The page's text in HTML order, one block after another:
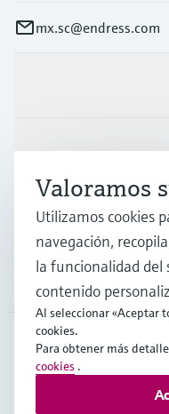
mx.sc@endress.com
Industrias
Soporte
MEX
Valoramos
Utilizamos cookies
navegación,
la funcionalidad del
contenido
Al seleccionar «Aceptar
cookies.
Para obtener más
cookies .